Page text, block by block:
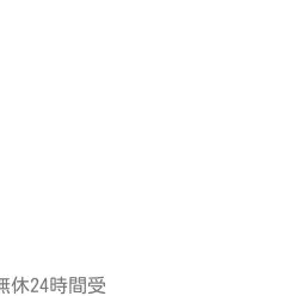
休24時間受